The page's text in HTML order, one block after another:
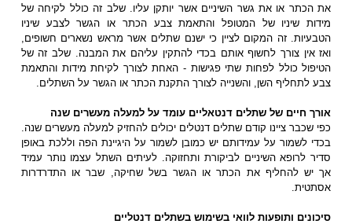
את הכתר או את גשר השיניים אשר יותקן עליו. שלב זה כולל לקיחה של
מידות שיניו של המטופל והתאמת צבע הכתר או הגשר לצבע שיניו
הטבעיות. זה המקום לציין כי ישנם שתלים אשר מראש נשארים חשופים,
ואז אין צורך לחשוף אותם בכדי להתקין עליהם את המבנה. שלב זה של
הטיפול כולל לפחות שתי פגישות - האחת לצורך לקיחת מידות והתאמת
צבע לתחליף השן, והשנייה לצורך התקנת הכתר או הגשר על השתלים.
אורך חיים של שתלים דנטאליים עומד על למעלה מעשרים שנה
כפי שכבר ציינו קודם שתלים דנטלים יכולים להחזיק למעלה מעשרים שנה.
בכדי לשמור על עמידותם יש כמובן לשמור על היגיינת הפה וללכת באופן
סדיר לרופא השיניים לביקורת ותחזוקה. לעיתים השתל עצמו נותר עמיד
אך יש להחליף את הכתר או הגשר בשל שחיקה, שבר או התדרדרות
אסתטית.
סיכונים ותופעות לוואי בשימוש בשתלים דנטליים